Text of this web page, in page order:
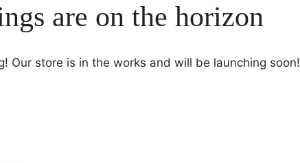
are on the horizon
Our store is in the works and will be launching soon!